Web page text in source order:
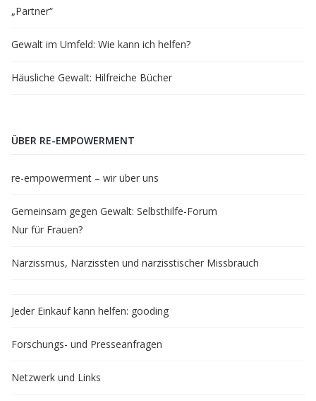
„Partner“
Gewalt im Umfeld: Wie kann ich helfen?
Häusliche Gewalt: Hilfreiche Bücher
ÜBER RE-EMPOWERMENT
re-empowerment – wir über uns
Gemeinsam gegen Gewalt: Selbsthilfe-Forum
Nur für Frauen?
Narzissmus, Narzissten und narzisstischer Missbrauch
Jeder Einkauf kann helfen: gooding
Forschungs- und Presseanfragen
Netzwerk und Links